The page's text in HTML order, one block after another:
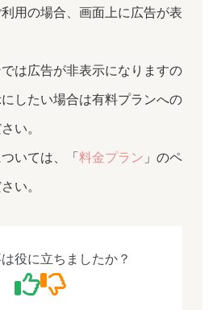
用の場合、画面上に広告が表
は広告が非表示になりますの
したい場合は有料プランへの
い。
いては、「料金プラン 」のペ
い。
役に立ちましたか？